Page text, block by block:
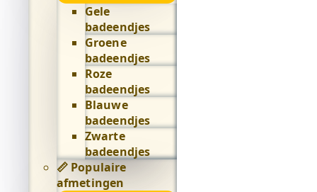
Populaire
kleuren
submenu
Gele
badeendjes
Groene
badeendjes
Roze
badeendjes
Blauwe
badeendjes
Zwarte
badeendjes
📏 Populaire
afmetingen